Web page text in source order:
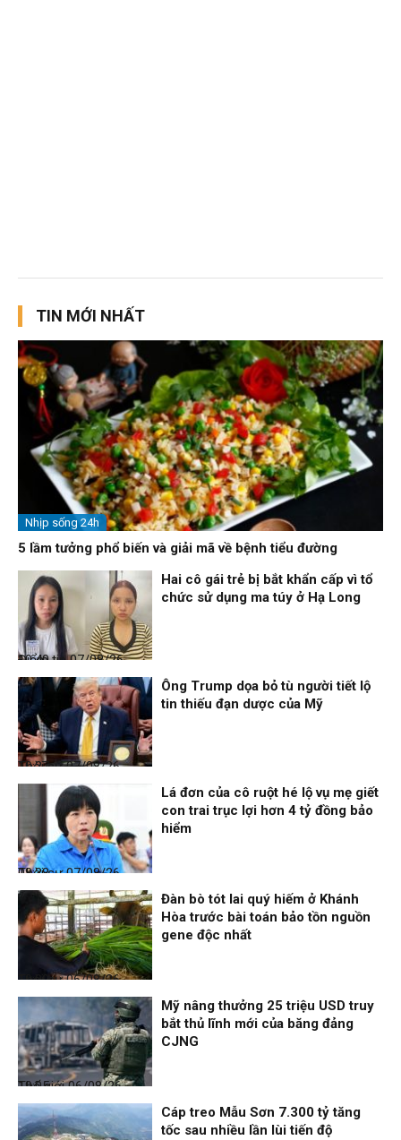
TIN MỚI NHẤT
Nhịp sống 24h
5 lầm tưởng phổ biến và giải mã về bệnh tiểu đường
Điểm tin
07/08/26, 10:40
Hai cô gái trẻ bị bắt khẩn cấp vì tổ
chức sử dụng ma túy ở Hạ Long
Thời sự
07/08/26, 10:27
Ông Trump dọa bỏ tù người tiết lộ
tin thiếu đạn dược của Mỹ
Thời sự
07/08/26, 08:38
Lá đơn của cô ruột hé lộ vụ mẹ giết
con trai trục lợi hơn 4 tỷ đồng bảo
hiểm
Thời sự
06/08/26, 19:09
Đàn bò tót lai quý hiếm ở Khánh
Hòa trước bài toán bảo tồn nguồn
gene độc nhất
Thế giới
06/08/26, 19:05
Mỹ nâng thưởng 25 triệu USD truy
bắt thủ lĩnh mới của băng đảng
CJNG
Cáp treo Mẫu Sơn 7.300 tỷ tăng
tốc sau nhiều lần lùi tiến độ